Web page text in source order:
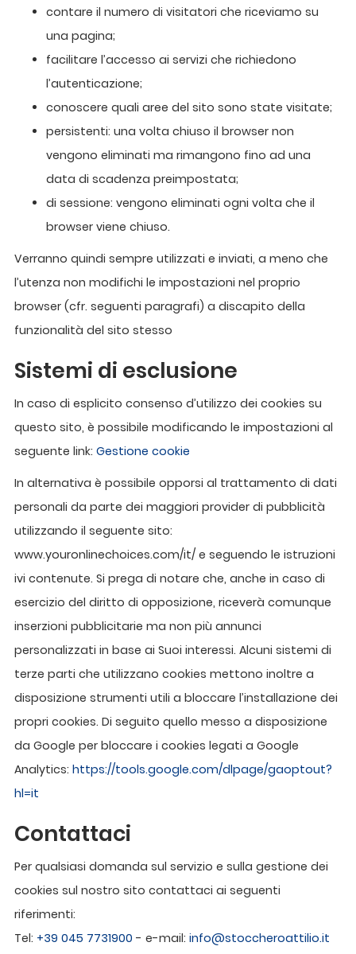
contare il numero di visitatori che riceviamo su
una pagina;
facilitare l’accesso ai servizi che richiedono
l’autenticazione;
conoscere quali aree del sito sono state visitate;
persistenti: una volta chiuso il browser non
vengono eliminati ma rimangono fino ad una
data di scadenza preimpostata;
di sessione: vengono eliminati ogni volta che il
browser viene chiuso.
Verranno quindi sempre utilizzati e inviati, a meno che
l’utenza non modifichi le impostazioni nel proprio
browser (cfr. seguenti paragrafi) a discapito della
funzionalità del sito stesso
Sistemi di esclusione
In caso di esplicito consenso d’utilizzo dei cookies su
questo sito, è possibile modificando le impostazioni al
seguente link: Gestione cookie
In alternativa è possibile opporsi al trattamento di dati
personali da parte dei maggiori provider di pubblicità
utilizzando il seguente sito:
www.youronlinechoices.com/it/ e seguendo le istruzioni
ivi contenute. Si prega di notare che, anche in caso di
esercizio del diritto di opposizione, riceverà comunque
inserzioni pubblicitarie ma non più annunci
personalizzati in base ai Suoi interessi. Alcuni sistemi di
terze parti che utilizzano cookies mettono inoltre a
disposizione strumenti utili a bloccare l’installazione dei
propri cookies. Di seguito quello messo a disposizione
da Google per bloccare i cookies legati a Google
Analytics: https://tools.google.com/dlpage/gaoptout?
hl=it
Contattaci
Per qualsiasi domanda sul servizio e sulla gestione dei
cookies sul nostro sito contattaci ai seguenti
riferimenti:
Tel: +39 045 7731900 - e-mail: info@stoccheroattilio.it